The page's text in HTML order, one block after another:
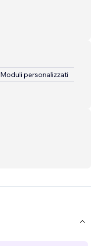
Moduli personalizzati